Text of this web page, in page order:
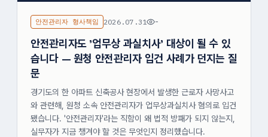
안전관리자 형사책임 2026.07.31 -
안전관리자도 '업무상 과실치사' 대상이 될 수 있
습니다 — 원청 안전관리자 입건 사례가 던지는 질
문
경기도의 한 아파트 신축공사 현장에서 발생한 근로자 사망사고
와 관련해, 원청 소속 안전관리자가 업무상과실치사 혐의로 입건
됐습니다. '안전관리자'라는 직함이 왜 법적 방패가 되지 않는지,
실무자가 지금 챙겨야 할 것은 무엇인지 정리했습니다.